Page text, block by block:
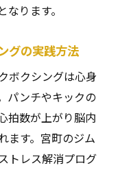
ります。
グの実践方法
ボクシングは心身
パンチやキックの
拍数が上がり脳内
ます。宮町のジム
トレス解消プログ